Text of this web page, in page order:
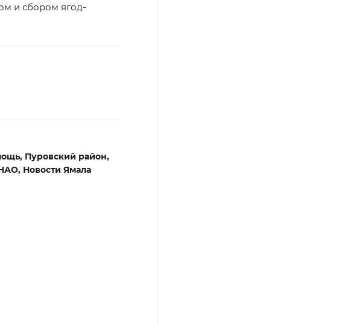
и сбором ягод-
Пуровский район,
Новости Ямала